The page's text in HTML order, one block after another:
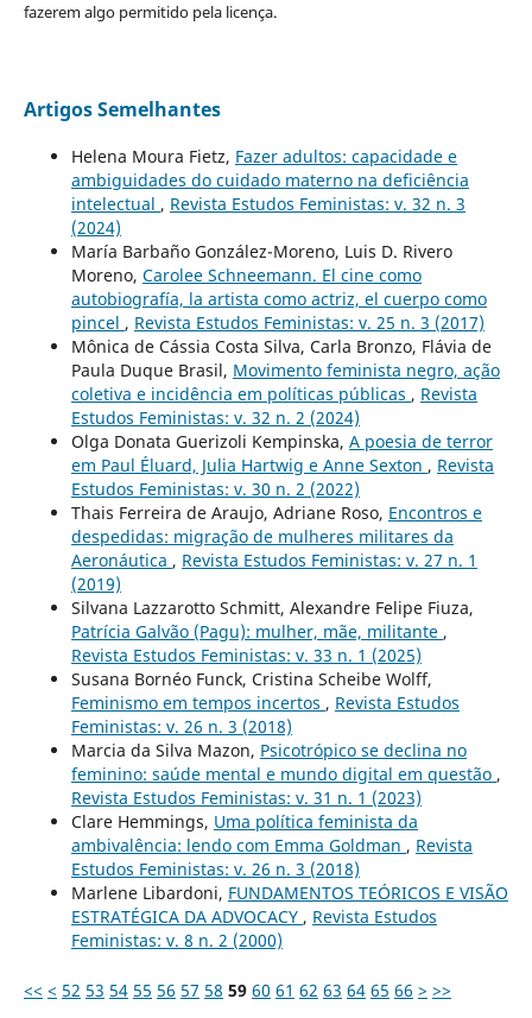
fazerem algo permitido pela licença.
Artigos Semelhantes
Helena Moura Fietz, Fazer adultos: capacidade e
ambiguidades do cuidado materno na deficiência
intelectual , Revista Estudos Feministas: v. 32 n. 3
(2024)
María Barbaño González-Moreno, Luis D. Rivero
Moreno, Carolee Schneemann. El cine como
autobiografía, la artista como actriz, el cuerpo como
pincel , Revista Estudos Feministas: v. 25 n. 3 (2017)
Mônica de Cássia Costa Silva, Carla Bronzo, Flávia de
Paula Duque Brasil, Movimento feminista negro, ação
coletiva e incidência em políticas públicas , Revista
Estudos Feministas: v. 32 n. 2 (2024)
Olga Donata Guerizoli Kempinska, A poesia de terror
em Paul Éluard, Julia Hartwig e Anne Sexton , Revista
Estudos Feministas: v. 30 n. 2 (2022)
Thais Ferreira de Araujo, Adriane Roso, Encontros e
despedidas: migração de mulheres militares da
Aeronáutica , Revista Estudos Feministas: v. 27 n. 1
(2019)
Silvana Lazzarotto Schmitt, Alexandre Felipe Fiuza,
Patrícia Galvão (Pagu): mulher, mãe, militante ,
Revista Estudos Feministas: v. 33 n. 1 (2025)
Susana Bornéo Funck, Cristina Scheibe Wolff,
Feminismo em tempos incertos , Revista Estudos
Feministas: v. 26 n. 3 (2018)
Marcia da Silva Mazon, Psicotrópico se declina no
feminino: saúde mental e mundo digital em questão ,
Revista Estudos Feministas: v. 31 n. 1 (2023)
Clare Hemmings, Uma política feminista da
ambivalência: lendo com Emma Goldman , Revista
Estudos Feministas: v. 26 n. 3 (2018)
Marlene Libardoni, FUNDAMENTOS TEÓRICOS E VISÃO
ESTRATÉGICA DA ADVOCACY , Revista Estudos
Feministas: v. 8 n. 2 (2000)
<< < 52 53 54 55 56 57 58 59 60 61 62 63 64 65 66 > >>